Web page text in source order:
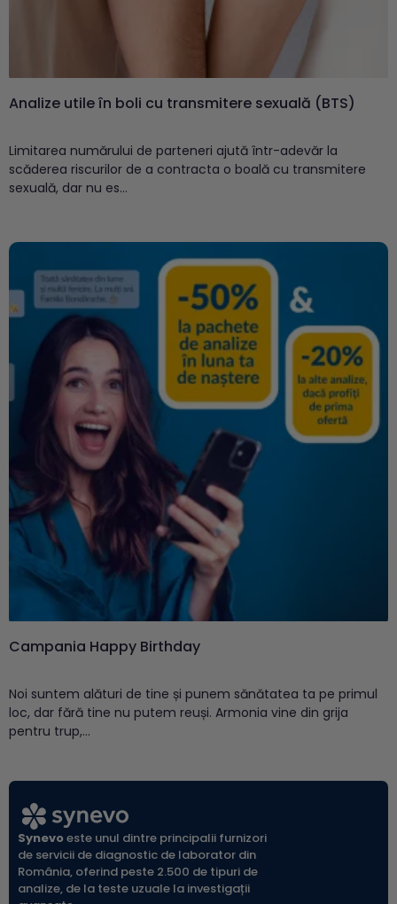
Analize utile în boli cu transmitere sexuală (BTS)
Limitarea numărului de parteneri ajută într-adevăr la
scăderea riscurilor de a contracta o boală cu transmitere
sexuală, dar nu es...
Campania Happy Birthday
Noi suntem alături de tine și punem sănătatea ta pe primul
loc, dar fără tine nu putem reuși. Armonia vine din grija
pentru trup,...
Synevoeste unul dintre principalii furnizori
de servicii de diagnostic de laborator din
România, oferind peste 2.500 de tipuri de
analize, de la teste uzuale la investigații